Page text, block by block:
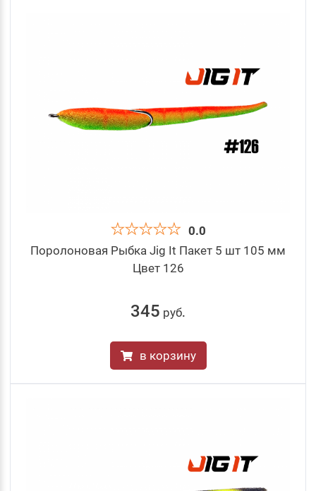
0.0
Поролоновая Рыбка Jig It Пакет 5 шт 105 мм
Цвет 126
345 руб.
в корзину